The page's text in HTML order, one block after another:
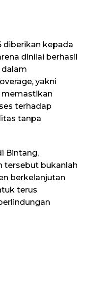
diberikan kepada
dinilai berhasil
yakni
memastikan
terhadap
tanpa
Bintang,
tersebut bukanlah
berkelanjutan
terus